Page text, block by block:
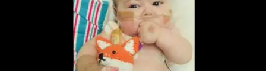
actividades de acceso libre